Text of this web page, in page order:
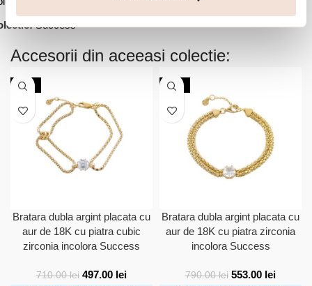
Success
Accesorii din aceeasi colectie:
-30%
Bratara dubla argint placata cu
aur de 18K cu piatra cubic
zirconia incolora Success
710.00lei 497.00 lei
-30%
Bratara dubla argint placata cu
aur de 18K cu piatra zirconia
incolora Success
790.00lei 553.00 lei